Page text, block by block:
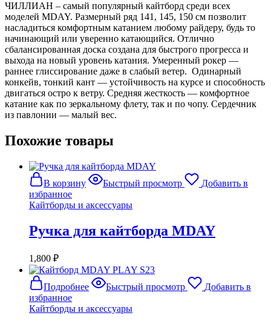
ЧИЛЛИАН – самый популярный кайтборд среди всех
моделей MDAY. Размерный ряд 141, 145, 150 см позволит
насладиться комфортным катанием любому райдеру, будь то
начинающий или уверенно катающийся. Отлично
сбалансированная доска создана для быстрого прогресса и
выхода на новый уровень катания. Умеренный рокер —
раннее глиссирование даже в слабый ветер. Одинарный
конкейв, тонкий кант — устойчивость на курсе и способность
двигаться остро к ветру. Средняя жесткость — комфортное
катание как по зеркальному флету, так и по чопу. Сердечник
из павлонии — малый вес.
Похожие товары
В корзину Быстрый просмотр
Добавить в
избранное
Кайтборды и аксессуары
Ручка для кайтборда MDAY
1,800 ₽
Подробнее Быстрый просмотр
Добавить в
избранное
Кайтборды и аксессуары